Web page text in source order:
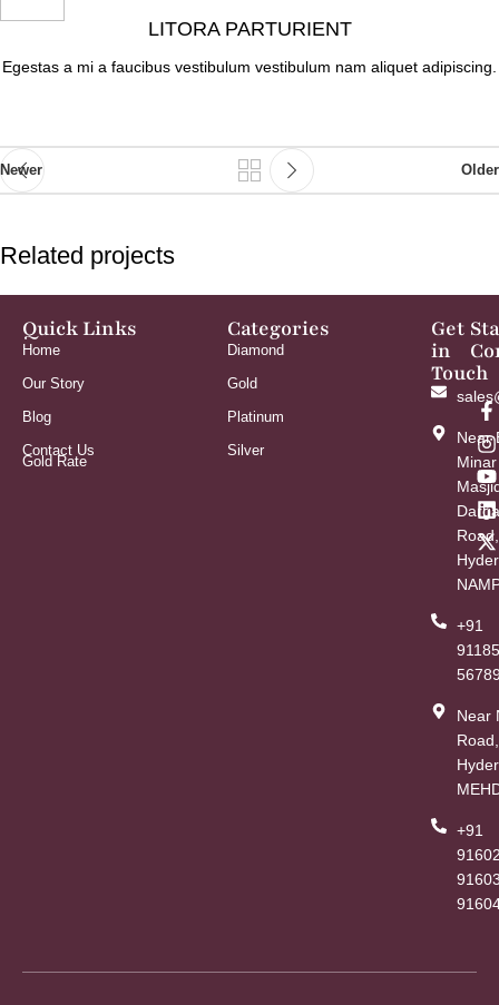
LITORA PARTURIENT
Egestas a mi a faucibus vestibulum vestibulum nam aliquet adipiscing.
Newer Older
Related projects
A lacus bibendum pulvinar
Quick Links
Home
Our Story
Blog
Contact Us
Gold Rate
Categories
Diamond
Gold
Platinum
Silver
Get
in
Touch
Near
Minar
Road,
+91
91185
Near
Road,
+91